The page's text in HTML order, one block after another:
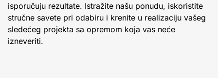
isporučuju rezultate. Istražite našu ponudu, iskoristite
stručne savete pri odabiru i krenite u realizaciju vašeg
sledećeg projekta sa opremom koja vas neće
izneveriti.